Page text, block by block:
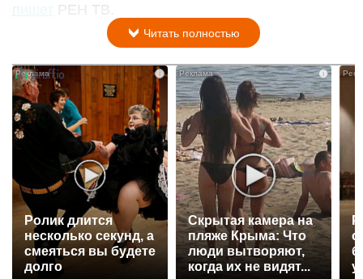
пишет
РЕН ТВ.
Читать полностью
Ролик длится
несколько секунд, а
смеяться вы будете
долго
i
Скрытая камера на
пляже Крыма: Что
люди вытворяют,
когда их не видят...